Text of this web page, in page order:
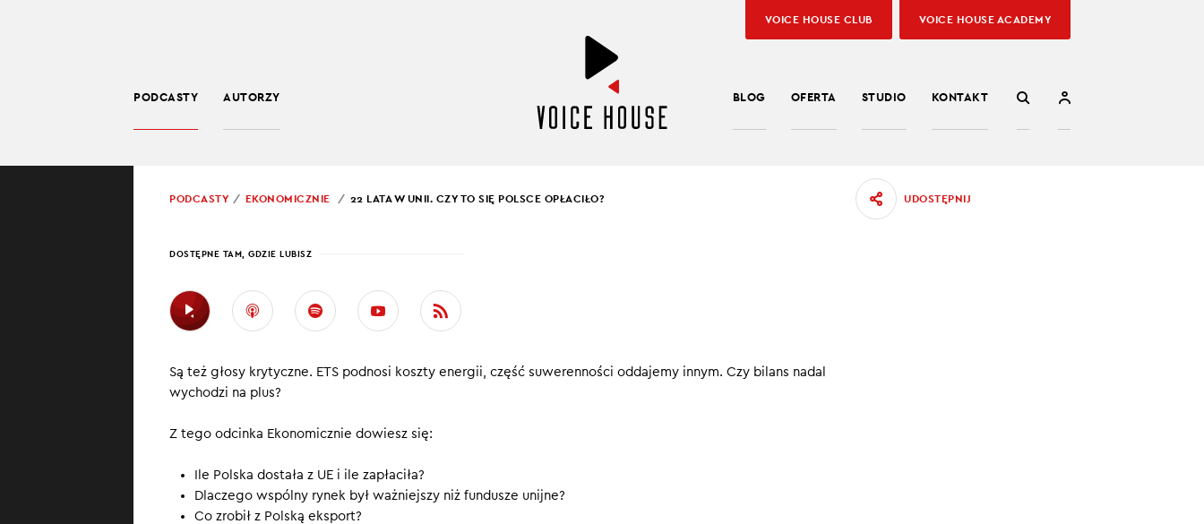
PODCASTY AUTORZY BLOG OFERTA STUDIO KONTAKT
VOICE HOUSE CLUB VOICE HOUSE ACADEMY
PROWADZĄCY:
22 LATA W UNII. CZY TO SIĘ
POLSCE OPŁACIŁO?
W tym odcinku programu Ekonomicznie Jarosław Kuźniar i Rafał Hirsch podsumowują 22
największą korzyścią. To dostęp do wspólnego rynku, który pociągnął polski eksport
milionów rodzin. I 10 lat reform przed wejściem do Unii, które zbudowały nowoczesne
państwo.
PODCASTY
EKONOMICZNIE 22 LATA W UNII. CZY TO SIĘ POLSCE OPŁACIŁO? UDOSTĘPNIJ
DOSTĘPNE TAM, GDZIE LUBISZ
Są też głosy krytyczne. ETS podnosi koszty energii, część suwerenności oddajemy innym. Czy bilans nadal
wychodzi na plus?
Z tego odcinka Ekonomicznie dowiesz się:
Ile Polska dostała z UE i ile zapłaciła?
Dlaczego wspólny rynek był ważniejszy niż fundusze unijne?
Co zrobił z Polską eksport?